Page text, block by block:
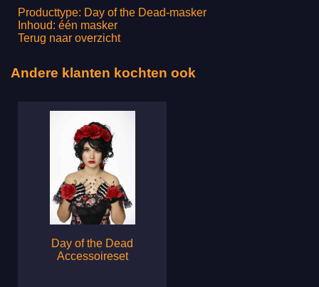
Producttype: Day of the Dead-masker
Inhoud: één masker
Terug naar overzicht
Andere klanten kochten ook
Day of the Dead
Accessoireset